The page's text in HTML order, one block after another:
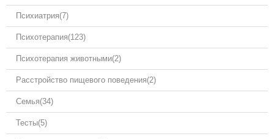
Психиатрия(7)
Психотерапия(123)
Психотерапия животными(2)
Расстройство пищевого поведения(2)
Семья(34)
Тесты(5)